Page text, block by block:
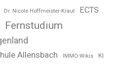
Dr. Nicole Hoffmeister-Kraut ECTS
Fernstudium
Allensbach
IMMO-Wikis KI